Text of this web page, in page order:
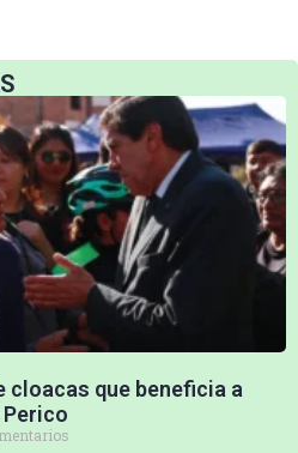
cloacas que beneficia a